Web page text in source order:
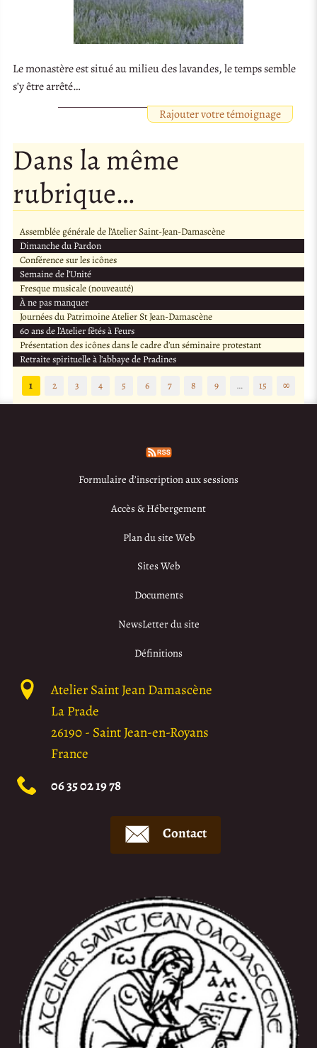
Le monastère est situé au milieu des lavandes, le temps semble
s’y être arrêté…
Rajouter votre témoignage
Dans la même
rubrique…
Assemblée générale de l’Atelier Saint-Jean-Damascène
Dimanche du Pardon
Conférence sur les icônes
Semaine de l’Unité
Fresque musicale (nouveauté)
À ne pas manquer
Journées du Patrimoine Atelier St Jean-Damascène
60 ans de l’Atelier fêtés à Feurs
Présentation des icônes dans le cadre d’un séminaire protestant
Retraite spirituelle à l’abbaye de Pradines
1
2 3 4 5 6 7 8 9 … 15 ∞
Formulaire d’inscription aux sessions
Accès & Hébergement
Plan du site Web
Sites Web
Documents
NewsLetter du site
Définitions
Atelier Saint Jean Damascène
La Prade
26190- Saint Jean-en-Royans
France
06 35 02 19 78
Contact